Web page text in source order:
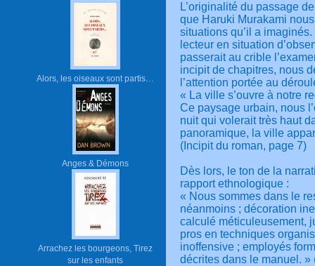
Alors, les oiseaux sont partis…
Anges & Démons
Arrachez les bourgeons, Tirez
sur les enfants
L’originalité du passage
que Haruki Murakami
situations qu’il a
lecteur en situation
passerait au crible
incipit de chapitres, nous
l’attention portée au
« La ville s’ouvre à notre
Ce paysage urbain, nous
nuit qui volerait très haut
panoramique, la ville
(Incipit du roman, page 7)
Dès lors, le ton de la
rapport ethnologique :
« Nous sommes dans le
néanmoins ; décoration
calculé méticuleusement,
pros en techniques
inoffensive ; employés
décrites dans le manuel. »